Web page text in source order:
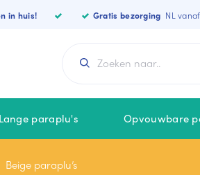
in huis! Gratis bezorging NL
Lange paraplu's Opvouwbare
KLEUREN
Beige paraplu’s